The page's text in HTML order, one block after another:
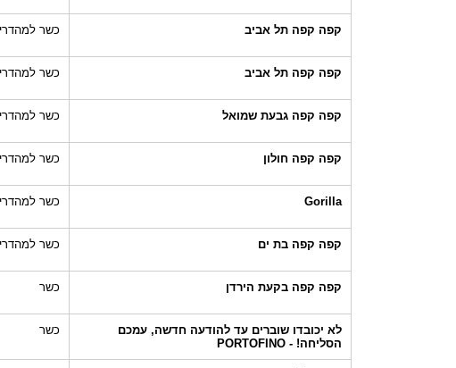
קפה קפה תל אביב
כשר
קפה קפה תל אביב
כשר
קפה קפה גבעת שמואל
כשר
קפה קפה חולון
כשר
Gorilla
כשר
קפה קפה בת ים
כשר
קפה קפה בקעת הירדן
כשר
לא יכובדו שוברים עד להודעה חדשה, עמכם
הסליחה! - PORTOFINO
כשר